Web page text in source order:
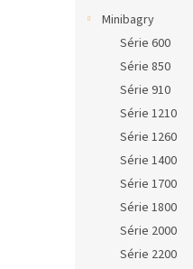
Minibagry
Série 600
Série 850
Série 910
Série 1210
Série 1260
Série 1400
Série 1700
Série 1800
Série 2000
Série 2200